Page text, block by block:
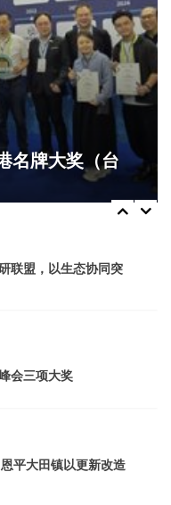
名牌大奖（台
AI “种”进农牧全产业
州南沙这片“科创雨
联盟，以生态协同突
会三项大奖
平大田镇以更新改造